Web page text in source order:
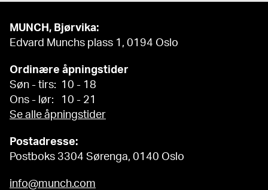
MUNCH, Bjørvika:
Edvard Munchs plass 1, 0194 Oslo
Ordinære åpningstider
Søn - tirs: 10 - 18
Ons - lør: 10 - 21
Se alle åpningstider
Postadresse:
Postboks 3304 Sørenga, 0140 Oslo
info@munch.com